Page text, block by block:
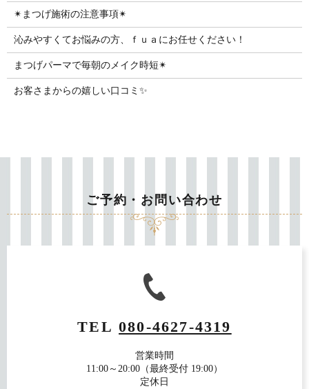
✴︎まつげ施術の注意事項✴︎
沁みやすくてお悩みの方、ｆｕａにお任せください！
まつげパーマで毎朝のメイク時短✴︎
お客さまからの嬉しい口コミ✨
ご予約・お問い合わせ
TEL080-4627-4319
営業時間
11:00～20:00（最終受付 19:00）
定休日